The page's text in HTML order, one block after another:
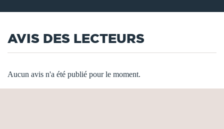
AVIS DES LECTEURS
Aucun avis n'a été publié pour le moment.